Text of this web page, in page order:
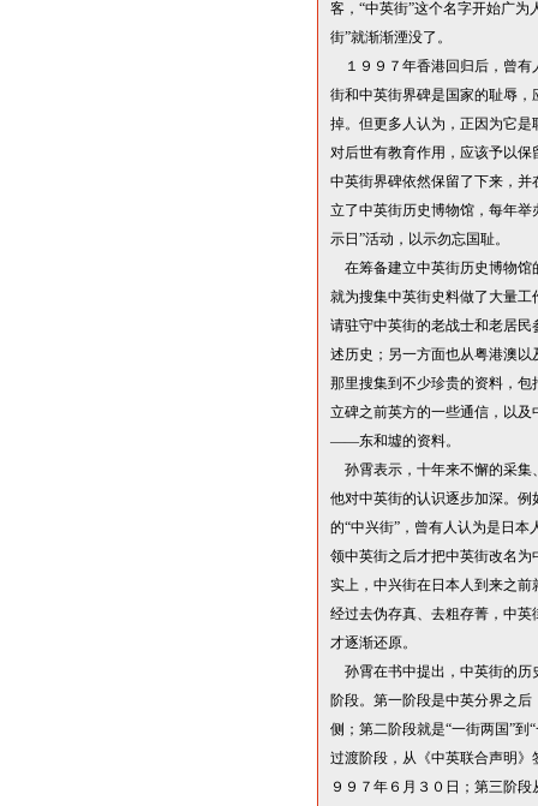
客， “中英街”这个名字开始广为
街”就渐渐湮没了。
１９９７年香港回归后，曾有
街和中英街界碑是国家的耻辱，
掉。但更多人认为，正因为它是
对后世有教育作用，应该予以保
中英街界碑依然保留了下来，并
立了中英街历史博物馆，每年举
示日 ”活动，以示勿忘国耻。
在筹备建立中英街历史博物馆
就为搜集中英街史料做了大量工
请驻守中英街的老战士和老居民
述历史；另一方面也从粤港澳以
那里搜集到不少珍贵的资料，包
立碑之前英方的一些通信，以及
——东和墟的资料。
孙霄表示，十年来不懈的采集
他对中英街的认识逐步加深。例
的“中兴街” ，曾有人认为是日本
领中英街之后才把中英街改名为
实上，中兴街在日本人到来之前
经过去伪存真、去粗存菁，中英
才逐渐还原。
孙霄在书中提出，中英街的历
阶段。第一阶段是中英分界之后
侧；第二阶段就是“一街两国”到 “
过渡阶段，从《中英联合声明》
９９７年６月３０日；第三阶段